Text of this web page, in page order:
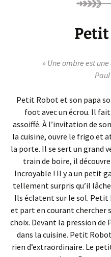
Petit
» Une ombre est
Petit Robot et son papa
foot avec un écrou. Il
assoiffé. À l’invitation de
la cuisine, ouvre le frigo et
la porte. Il se sert un grand
train de boire, il
Incroyable ! Il y a un petit
tellement surpris qu’il
Ils éclatent sur le sol. Petit
et part en courant chercher
choix. Devant la pression
dans la cuisine. Petit
rien d’extraordinaire. Le